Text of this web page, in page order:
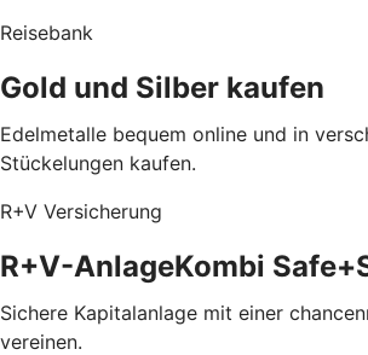
Reisebank
Gold und Silber kaufen
Edelmetalle bequem online und in
Stückelungen kaufen.
R+V Versicherung
R+V-AnlageKombi
Sichere Kapitalanlage mit einer
vereinen.